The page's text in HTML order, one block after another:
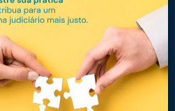
conosco